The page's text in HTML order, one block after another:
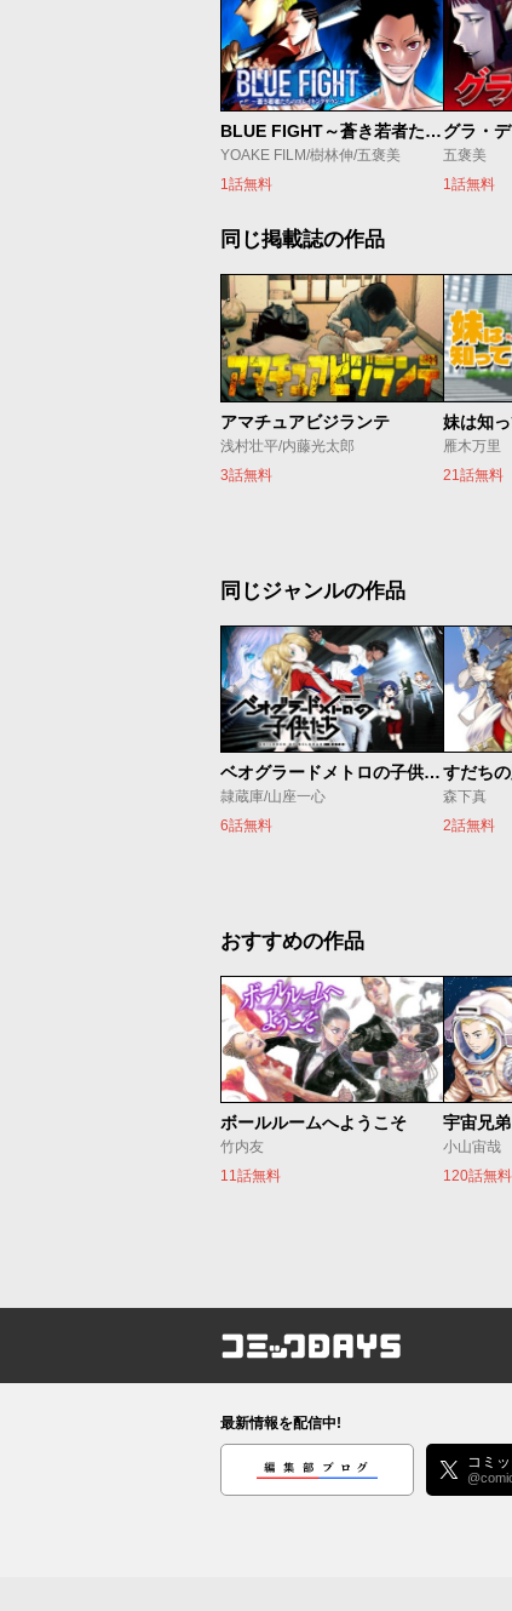
BLUE FIGHT～蒼き若者たちのブレイキングダウン～
YOAKE FILM/樹林伸/五褒美
1話無料
グラ・
五褒美
1話無料
同じ掲載誌の作品
アマチュアビジランテ
浅村壮平/内藤光太郎
3話無料
妹は知
雁木万里
21話無料
同じジャンルの作品
ベオグラードメトロの子供たち
隷蔵庫/山座一心
6話無料
すだち
森下真
2話無料
おすすめの作品
ボールルームへようこそ
竹内友
11話無料
宇宙兄弟
小山宙哉
120話無料
コミックDAYS
最新情報を配信中!
編集部ブログ コミ